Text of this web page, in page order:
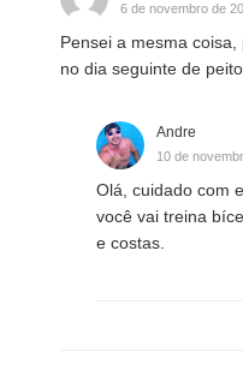
6 de novembro de
Pensei a mesma
no dia seguinte de
Andre
10 de
Olá, cuidado com
você vai treina
e costas.